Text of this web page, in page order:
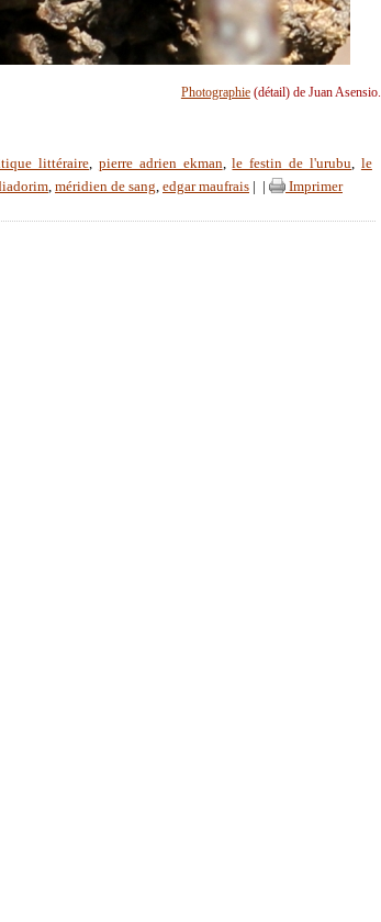
Photographie(détail) de Juan Asensio.
littéraire, pierre adrien ekman,le festin de l'urubu, le
, méridien de sang, edgar maufrais Imprimer